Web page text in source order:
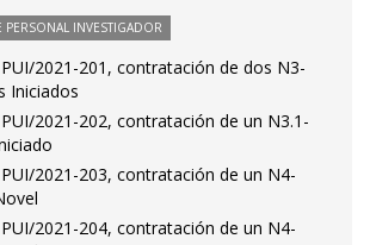
INVESTIGADOR
2021-201, contratación de dos N3-
Iniciados
2021-202, contratación de un N3.1-
2021-203, contratación de un N4-
2021-204, contratación de un N4-